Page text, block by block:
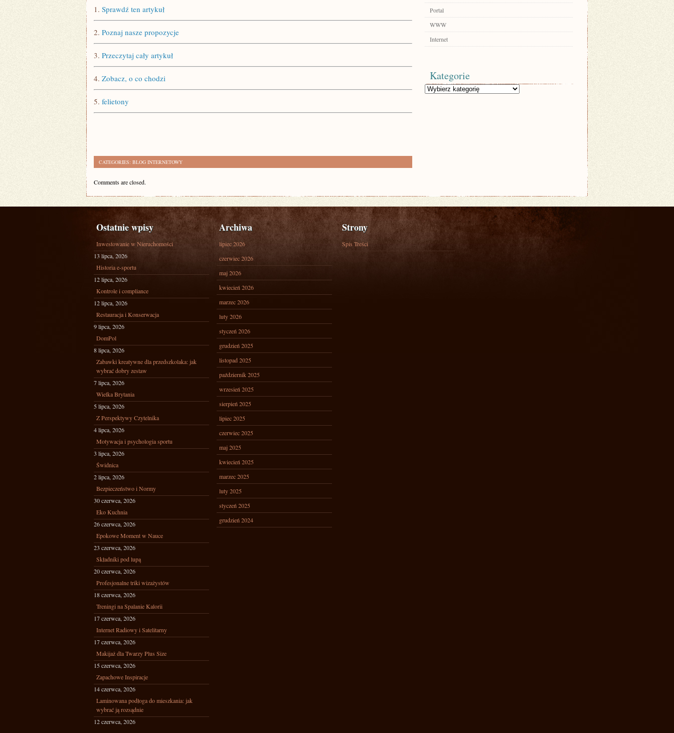
1. Sprawdź ten artykuł
2. Poznaj nasze propozycje
3. Przeczytaj cały artykuł
4. Zobacz, o co chodzi
5. felietony
CATEGORIES: BLOG INTERNETOWY
Comments are closed.
Portal
WWW
Internet
Kategorie
Kategorie
Ostatnie wpisy
Inwestowanie w Nieruchomości
13 lipca, 2026
Historia e-sportu
12 lipca, 2026
Kontrole i compliance
12 lipca, 2026
Restauracja i Konserwacja
9 lipca, 2026
DomPol
8 lipca, 2026
Zabawki kreatywne dla przedszkolaka: jak
wybrać dobry zestaw
7 lipca, 2026
Wielka Brytania
5 lipca, 2026
Z Perspektywy Czytelnika
4 lipca, 2026
Motywacja i psychologia sportu
3 lipca, 2026
Świdnica
2 lipca, 2026
Bezpieczeństwo i Normy
30 czerwca, 2026
Eko Kuchnia
26 czerwca, 2026
Epokowe Moment w Nauce
23 czerwca, 2026
Składniki pod lupą
20 czerwca, 2026
Profesjonalne triki wizażystów
18 czerwca, 2026
Treningi na Spalanie Kalorii
17 czerwca, 2026
Internet Radiowy i Satelitarny
17 czerwca, 2026
Makijaż dla Twarzy Plus Size
15 czerwca, 2026
Zapachowe Inspiracje
14 czerwca, 2026
Laminowana podłoga do mieszkania: jak
wybrać ją rozsądnie
12 czerwca, 2026
Archiwa
lipiec 2026
czerwiec 2026
maj 2026
kwiecień 2026
marzec 2026
luty 2026
styczeń 2026
grudzień 2025
listopad 2025
październik 2025
wrzesień 2025
sierpień 2025
lipiec 2025
czerwiec 2025
maj 2025
kwiecień 2025
marzec 2025
luty 2025
styczeń 2025
grudzień 2024
Strony
Spis Treści